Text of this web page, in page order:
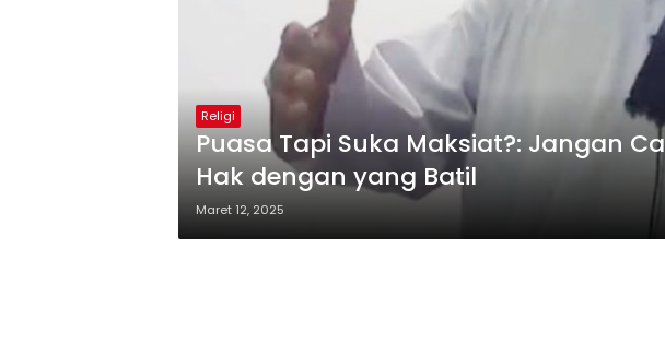
Religi
Puasa Tapi Suka Maksiat?: Jangan
Hak dengan yang Batil
Maret 12, 2025